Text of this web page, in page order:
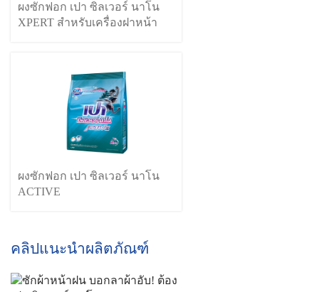
ผงซักฟอก เปา ซิลเวอร์ นาโน
XPERT สำหรับเครื่องฝาหน้า
ผงซักฟอก เปา ซิลเวอร์ นาโน
ACTIVE
คลิปแนะนำผลิตภัณฑ์